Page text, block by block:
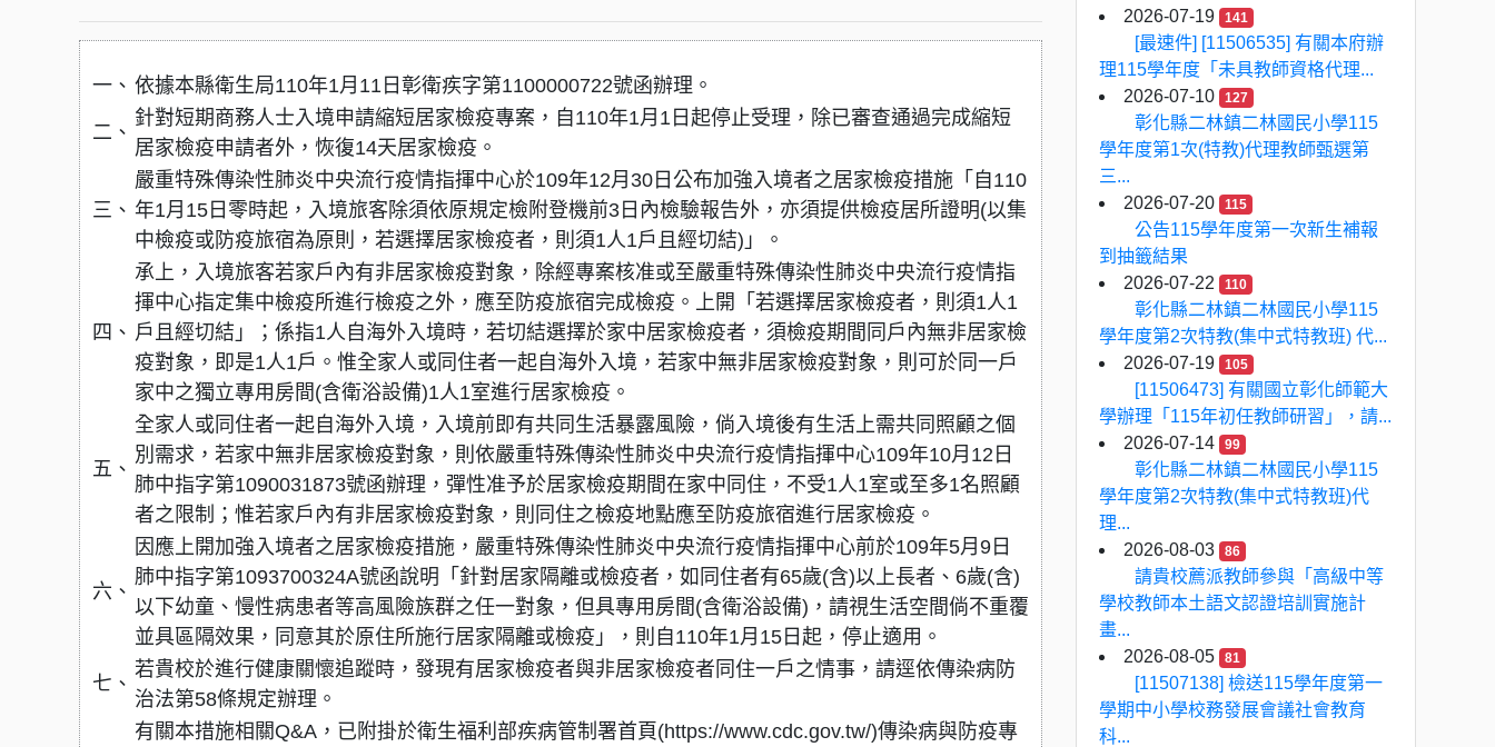
一、 依據本縣衛生局110年1月11日彰衛疾字第1100000722號函辦理。
二、
針對短期商務人士入境申請縮短居家檢疫專案，自110年1月1日起停止受理，除已審查通過完成縮短
居家檢疫申請者外，恢復14天居家檢疫。
三、
嚴重特殊傳染性肺炎中央流行疫情指揮中心於109年12月30日公布加強入境者之居家檢疫措施「自110
年1月15日零時起，入境旅客除須依原規定檢附登機前3日內檢驗報告外，亦須提供檢疫居所證明(以集
中檢疫或防疫旅宿為原則，若選擇居家檢疫者，則須1人1戶且經切結)」。
四、
承上，入境旅客若家戶內有非居家檢疫對象，除經專案核准或至嚴重特殊傳染性肺炎中央流行疫情指
揮中心指定集中檢疫所進行檢疫之外，應至防疫旅宿完成檢疫。上開「若選擇居家檢疫者，則須1人1
戶且經切結」；係指1人自海外入境時，若切結選擇於家中居家檢疫者，須檢疫期間同戶內無非居家檢
疫對象，即是1人1戶。惟全家人或同住者一起自海外入境，若家中無非居家檢疫對象，則可於同一戶
家中之獨立專用房間(含衛浴設備)1人1室進行居家檢疫。
五、
全家人或同住者一起自海外入境，入境前即有共同生活暴露風險，倘入境後有生活上需共同照顧之個
別需求，若家中無非居家檢疫對象，則依嚴重特殊傳染性肺炎中央流行疫情指揮中心109年10月12日
肺中指字第1090031873號函辦理，彈性准予於居家檢疫期間在家中同住，不受1人1室或至多1名照顧
者之限制；惟若家戶內有非居家檢疫對象，則同住之檢疫地點應至防疫旅宿進行居家檢疫。
六、
因應上開加強入境者之居家檢疫措施，嚴重特殊傳染性肺炎中央流行疫情指揮中心前於109年5月9日
肺中指字第1093700324A號函說明「針對居家隔離或檢疫者，如同住者有65歲(含)以上長者、6歲(含)
以下幼童、慢性病患者等高風險族群之任一對象，但具專用房間(含衛浴設備)，請視生活空間倘不重覆
並具區隔效果，同意其於原住所施行居家隔離或檢疫」，則自110年1月15日起，停止適用。
七、
若貴校於進行健康關懷追蹤時，發現有居家檢疫者與非居家檢疫者同住一戶之情事，請逕依傳染病防
治法第58條規定辦理。
有關本措施相關Q&A，已附掛於衛生福利部疾病管制署首頁(https://www.cdc.gov.tw/)傳染病與防疫專
2026-07-19
141
[最速件] [11506535] 有關本府辦
理115學年度「未具教師資格代理...
2026-07-10
127
彰化縣二林鎮二林國民小學115
學年度第1次(特教)代理教師甄選第
三...
2026-07-20
115
公告115學年度第一次新生補報
到抽籤結果
2026-07-22
110
彰化縣二林鎮二林國民小學115
學年度第2次特教(集中式特教班) 代...
2026-07-19
105
[11506473] 有關國立彰化師範大
學辦理「115年初任教師研習」，請...
2026-07-14
99
彰化縣二林鎮二林國民小學115
學年度第2次特教(集中式特教班)代
理...
2026-08-03
86
請貴校薦派教師參與「高級中等
學校教師本土語文認證培訓實施計
畫...
2026-08-05
81
[11507138] 檢送115學年度第一
學期中小學校務發展會議社會教育
科...